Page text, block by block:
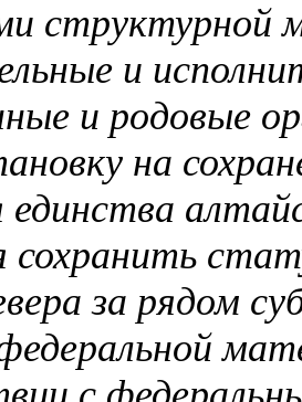
структурной
и
и родовые
на
единства
за рядом